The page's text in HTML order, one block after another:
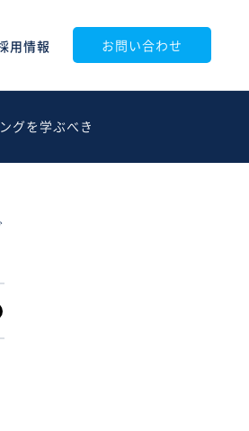
用情報 お問い合わせ
グを学ぶべき